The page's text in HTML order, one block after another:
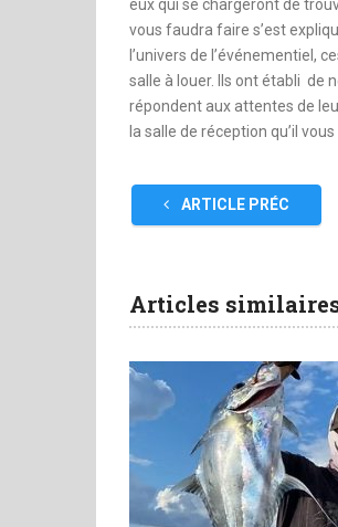
eux qui se chargeront de
vous faudra faire s’est
l’univers de l’événementiel,
salle à louer. Ils ont établi de
répondent aux attentes de
la salle de réception qu’il
ARTICLE PRÉC
Articles